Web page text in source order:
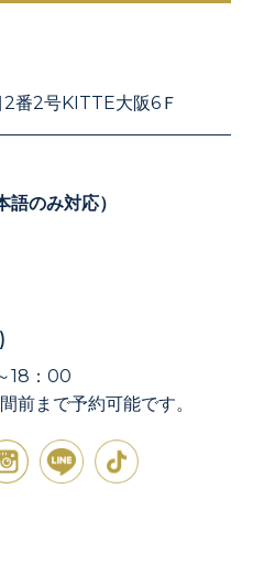
番2号KITTE大阪6Ｆ
のみ対応）
18：00
前まで予約可能です。